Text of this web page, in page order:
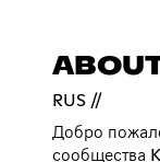
RUS //
Добро
сообщества